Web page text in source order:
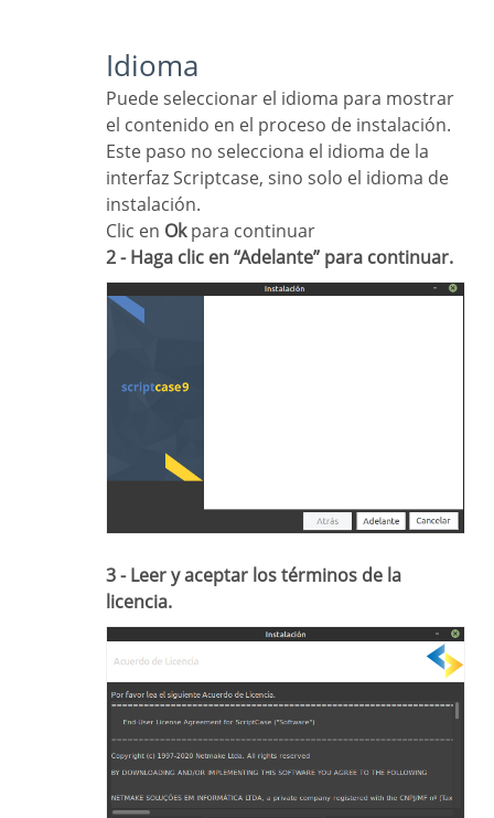
Idioma
Puede seleccionar el idioma para mostrar
el contenido en el proceso de instalación.
Este paso no selecciona el idioma de la
interfaz Scriptcase, sino solo el idioma de
instalación.
Clic en Okpara continuar
2 - Haga clic en “Adelante” para continuar.
3 - Leer y aceptar los términos de la
licencia.